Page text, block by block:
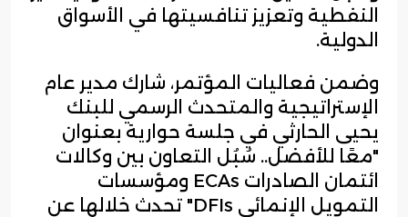
النفطية وتعزيز تنافسيتها في الأسواق
الدولية.
وضمن فعاليات المؤتمر، شارك مدير عام
الإستراتيجية والمتحدث الرسمي للبنك
يحيى الحارثي في جلسة حوارية بعنوان
"معًا للأفضل.. سُبُل التعاون بين وكالات
ائتمان الصادرات ECAs ومؤسسات
التمويل الإنمائي DFIs" تحدث خلالها عن